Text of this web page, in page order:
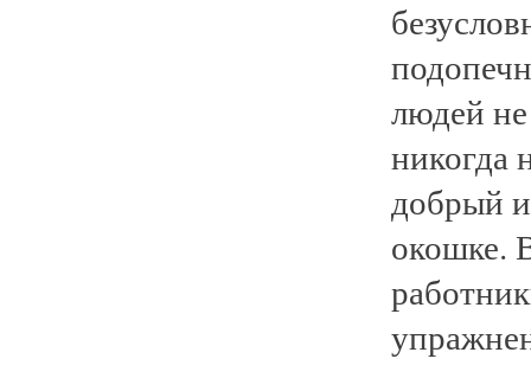
людей не
никогда
добрый
окошке.